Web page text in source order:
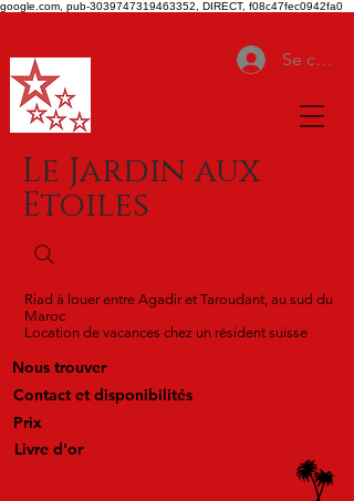
google.com, pub-3039747319463352, DIRECT, f08c47fec0942fa0
Se
Le Jardin aux
Etoiles
Riad à louer entre Agadir et Taroudant, au sud du
Maroc
Location de vacances chez un résident suisse
Nous trouver
Contact et disponibilités
Prix
Livre d'or